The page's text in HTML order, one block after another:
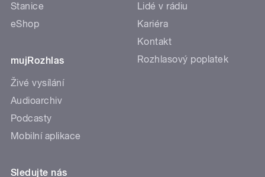
Stanice
eShop
mujRozhlas
Živé vysílání
Audioarchiv
Podcasty
Mobilní aplikace
Lidé v rádiu
Kariéra
Kontakt
Rozhlasový poplatek
Sledujte nás